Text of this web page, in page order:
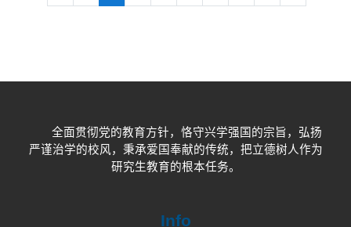
全面贯彻党的教育方针，恪守兴学强国的宗旨，弘扬
严谨治学的校风，秉承爱国奉献的传统，把立德树人作为
研究生教育的根本任务。
Info